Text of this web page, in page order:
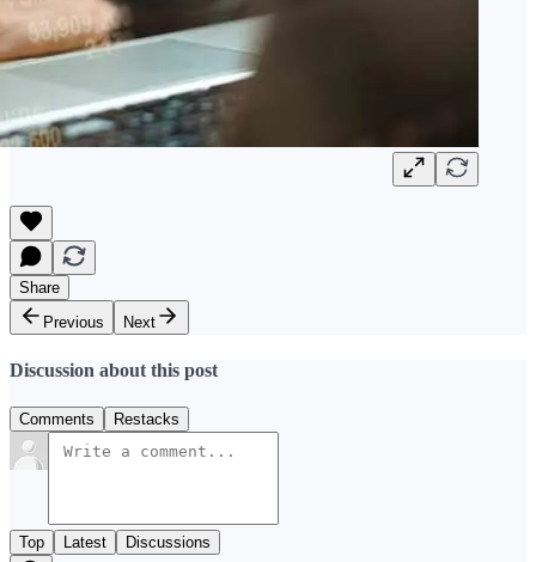
Share
Previous
Next
Discussion about this post
Comments Restacks
Top Latest Discussions